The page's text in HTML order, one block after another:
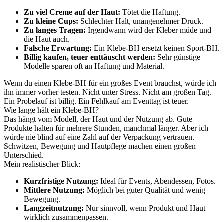
Zu viel Creme auf der Haut: Tötet die Haftung.
Zu kleine Cups: Schlechter Halt, unangenehmer Druck.
Zu langes Tragen: Irgendwann wird der Kleber müde und
die Haut auch.
Falsche Erwartung: Ein Klebe-BH ersetzt keinen Sport-BH.
Billig kaufen, teuer enttäuscht werden: Sehr günstige
Modelle sparen oft an Haftung und Material.
Wenn du einen Klebe-BH für ein großes Event brauchst, würde ich
ihn immer vorher testen. Nicht unter Stress. Nicht am großen Tag.
Ein Probelauf ist billig. Ein Fehlkauf am Eventtag ist teuer.
Wie lange hält ein Klebe-BH?
Das hängt vom Modell, der Haut und der Nutzung ab. Gute
Produkte halten für mehrere Stunden, manchmal länger. Aber ich
würde nie blind auf eine Zahl auf der Verpackung vertrauen.
Schwitzen, Bewegung und Hautpflege machen einen großen
Unterschied.
Mein realistischer Blick:
Kurzfristige Nutzung: Ideal für Events, Abendessen, Fotos.
Mittlere Nutzung: Möglich bei guter Qualität und wenig
Bewegung.
Langzeitnutzung: Nur sinnvoll, wenn Produkt und Haut
wirklich zusammenpassen.